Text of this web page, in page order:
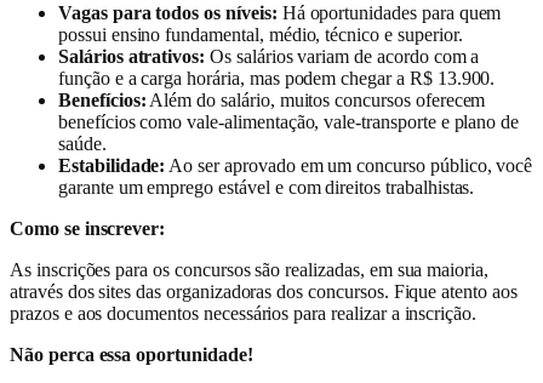
Vagas para todos os níveis: Há oportunidades para quem
possui ensino fundamental, médio, técnico e superior.
Salários atrativos: Os salários variam de acordo com a
função e a carga horária, mas podem chegar a R$ 13.900.
Benefícios: Além do salário, muitos concursos oferecem
benefícios como vale-alimentação, vale-transporte e plano de
saúde.
Estabilidade: Ao ser aprovado em um concurso público, você
garante um emprego estável e com direitos trabalhistas.
Como se inscrever:
As inscrições para os concursos são realizadas, em sua maioria,
através dos sites das organizadoras dos concursos. Fique atento aos
prazos e aos documentos necessários para realizar a inscrição.
Não perca essa oportunidade!